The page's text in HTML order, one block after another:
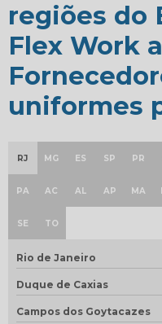
regiões do
Flex Work
uniformes
RJ MG ES SP PR
PA AC AL AP MA
SE TO
Rio de Janeiro
Duque de Caxias
Campos dos Goytacazes